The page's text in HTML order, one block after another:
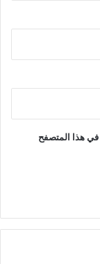
في هذا المتصفح